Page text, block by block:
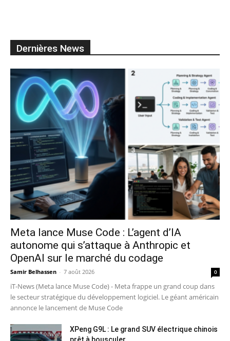
Dernières News
Meta lance Muse Code : L’agent d’IA
autonome qui s’attaque à Anthropic et
OpenAI sur le marché du codage
Samir Belhassen - 7 août 2026 0
iT-News (Meta lance Muse Code) - Meta frappe un grand coup dans
le secteur stratégique du développement logiciel. Le géant américain
annonce le lancement de Muse Code
XPeng G9L : Le grand SUV électrique chinois